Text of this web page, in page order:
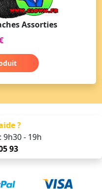
Assorties
?
9h30 - 19h
93